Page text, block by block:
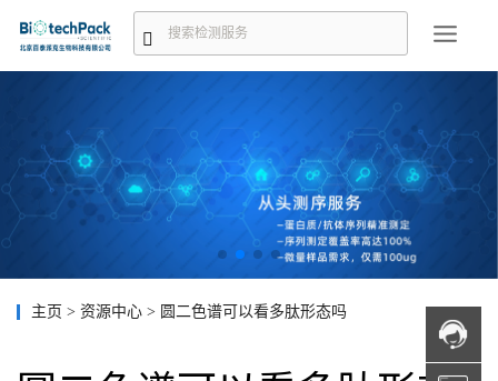
主页 > 资源中心 > 圆二色谱可以看多肽形态吗